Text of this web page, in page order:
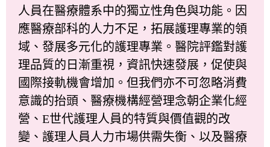
人員在醫療體系中的獨立性角色與功能。因
應醫療部科的人力不足，拓展護理專業的領
域、發展多元化的護理專業。醫院評鑑對護
理品質的日漸重視，資訊快速發展，促使與
國際接軌機會增加。但我們亦不可忽略消費
意識的抬頭、醫療機構經營理念朝企業化經
營、E世代護理人員的特質與價值觀的改
變、護理人員人力市場供需失衡、以及醫療